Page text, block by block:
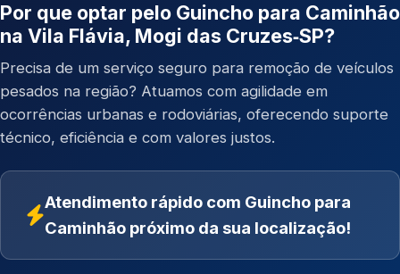
Por que optar pelo Guincho para Caminhão
na Vila Flávia, Mogi das Cruzes‑SP?
Precisa de um serviço seguro para remoção de veículos
pesados na região? Atuamos com agilidade em
ocorrências urbanas e rodoviárias, oferecendo suporte
técnico, eficiência e com valores justos.
Atendimento rápido com Guincho para
Caminhão próximo da sua localização!